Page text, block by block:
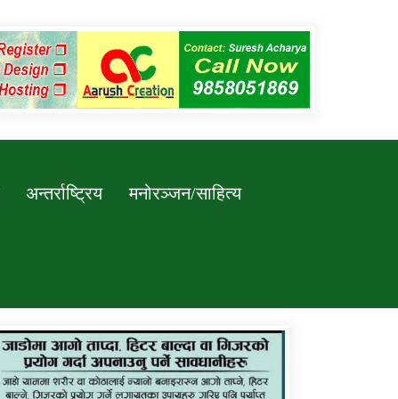
अन्तर्राष्ट्रिय मनोरञ्जन/साहित्य
कर्णाली प्रविधि शिक्षालय जुम्लाको सुचना